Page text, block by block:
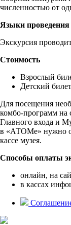
численностью от
Языки проведения
Экскурсия
Стоимость
Взрослый
Детский
Для посещения
комбо-программ на
Главного входа и
в «АТОМе» нужно
кассе музея.
Способы оплаты
онлайн, на
в кассах